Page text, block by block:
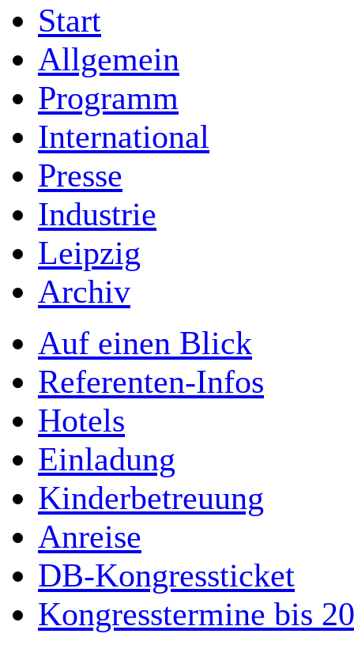
Start
Allgemein
Programm
International
Presse
Industrie
Leipzig
Archiv
Auf einen Blick
Referenten-Infos
Hotels
Einladung
Kinderbetreuung
Anreise
DB-Kongressticket
Kongresstermine bis